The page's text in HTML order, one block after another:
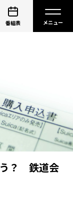
番組表
う？ 鉄道会